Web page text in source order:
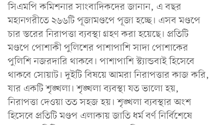
সিএমপি কমিশনার সাংবাদিকদের জানান, এ বছর
মহানগরীতে ২৬৬টি পূজামণ্ডপে পূজা হচ্ছে। এসব মণ্ডপে
চার স্তরের নিরাপত্তা ব্যবস্থা গ্রহণ করা হয়েছে। প্রতিটি
মণ্ডপে পোশাকী পুলিশের পাশাপাশি সাদা পোশাকের
পুলিশি নজরদারি থাকবে। পাশাপাশি স্ট্যান্ডবাই হিসেবে
থাকবে সোয়াট। দুইটি বিষয়ে আমরা নিরাপত্তার কাজ করি,
যার একটি শৃঙ্খলা। শৃঙ্খলা ব্যবস্থা যত ভালো হয়,
নিরাপত্তা দেওয়া তত সহজ হয়। শৃঙ্খলা ব্যবস্থার অংশ
হিসেবে প্রতিটি মণ্ডপ এলাকায় জাতি ধর্ম বর্ণ নির্বিশেষে